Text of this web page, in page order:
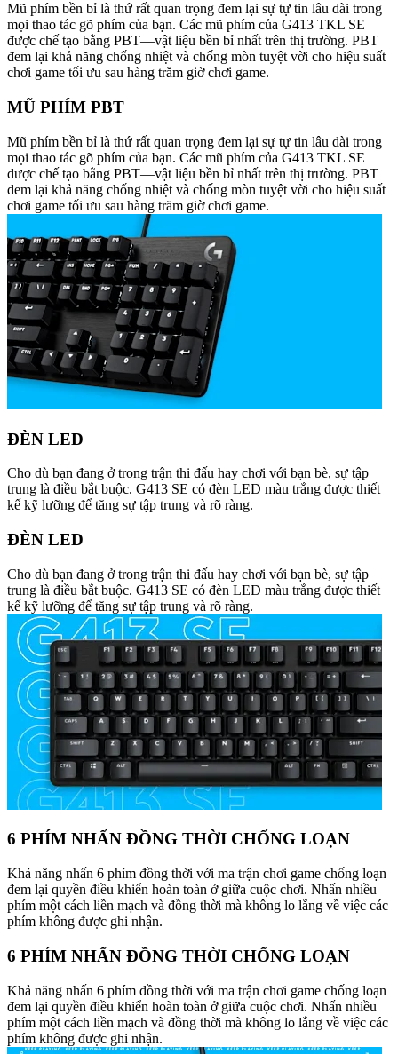
Mũ phím bền bỉ là thứ rất quan trọng đem lại sự tự tin lâu dài trong
mọi thao tác gõ phím của bạn. Các mũ phím của G413 TKL SE
được chế tạo bằng PBT—vật liệu bền bỉ nhất trên thị trường. PBT
đem lại khả năng chống nhiệt và chống mòn tuyệt vời cho hiệu suất
chơi game tối ưu sau hàng trăm giờ chơi game.
MŨ PHÍM PBT
Mũ phím bền bỉ là thứ rất quan trọng đem lại sự tự tin lâu dài trong
mọi thao tác gõ phím của bạn. Các mũ phím của G413 TKL SE
được chế tạo bằng PBT—vật liệu bền bỉ nhất trên thị trường. PBT
đem lại khả năng chống nhiệt và chống mòn tuyệt vời cho hiệu suất
chơi game tối ưu sau hàng trăm giờ chơi game.
ĐÈN LED
Cho dù bạn đang ở trong trận thi đấu hay chơi với bạn bè, sự tập
trung là điều bắt buộc. G413 SE có đèn LED màu trắng được thiết
kế kỹ lưỡng để tăng sự tập trung và rõ ràng.
ĐÈN LED
Cho dù bạn đang ở trong trận thi đấu hay chơi với bạn bè, sự tập
trung là điều bắt buộc. G413 SE có đèn LED màu trắng được thiết
kế kỹ lưỡng để tăng sự tập trung và rõ ràng.
6 PHÍM NHẤN ĐỒNG THỜI CHỐNG LOẠN
Khả năng nhấn 6 phím đồng thời với ma trận chơi game chống loạn
đem lại quyền điều khiển hoàn toàn ở giữa cuộc chơi. Nhấn nhiều
phím một cách liền mạch và đồng thời mà không lo lắng về việc các
phím không được ghi nhận.
6 PHÍM NHẤN ĐỒNG THỜI CHỐNG LOẠN
Khả năng nhấn 6 phím đồng thời với ma trận chơi game chống loạn
đem lại quyền điều khiển hoàn toàn ở giữa cuộc chơi. Nhấn nhiều
phím một cách liền mạch và đồng thời mà không lo lắng về việc các
phím không được ghi nhận.